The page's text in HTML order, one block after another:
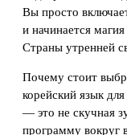
Вы просто
и начинается
Страны утренней
Почему стоит
корейский язык
— это не скучная
программу вокруг